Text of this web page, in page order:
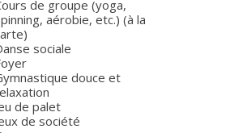
de groupe (yoga,
aérobie, etc.) (à la
sociale
douce et
de palet
de société